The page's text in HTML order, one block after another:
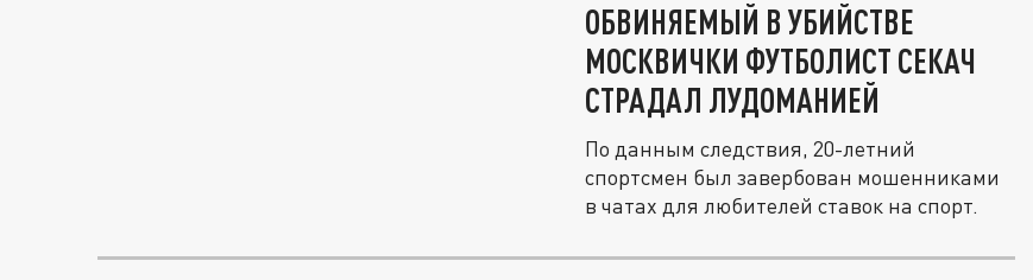
ОБВИНЯЕМЫЙ В УБИЙСТВЕ
МОСКВИЧКИ ФУТБОЛИСТ СЕКАЧ
СТРАДАЛ ЛУДОМАНИЕЙ
По данным следствия, 20-летний
спортсмен был завербован мошенниками
в чатах для любителей ставок на спорт.